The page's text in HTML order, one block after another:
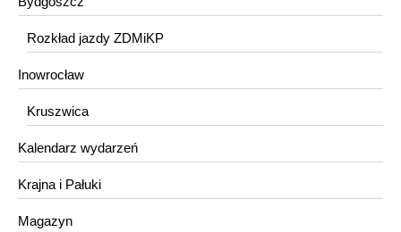
Rozkład jazdy ZDMiKP
Inowrocław
Kruszwica
Kalendarz wydarzeń
Krajna i Pałuki
Magazyn